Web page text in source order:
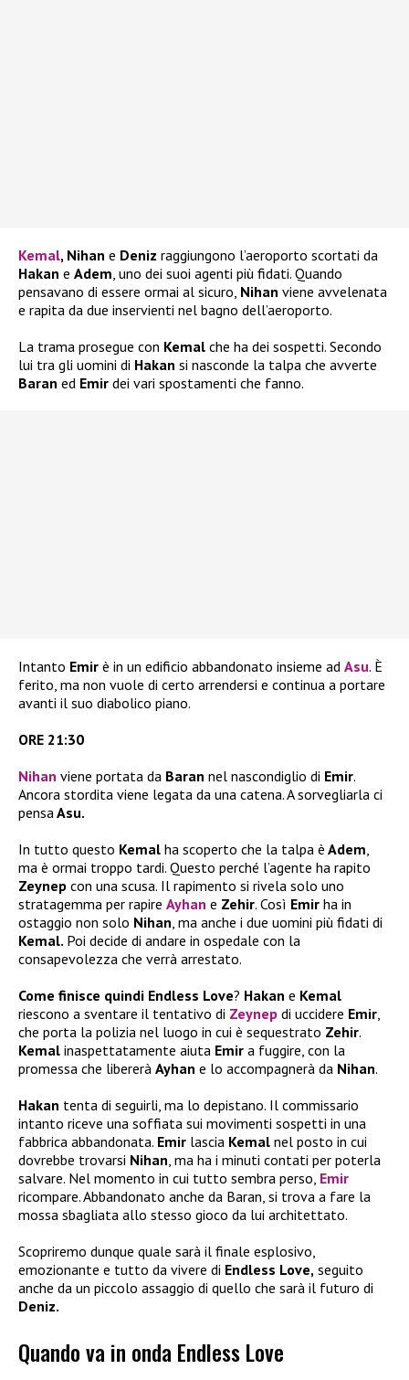
Kemal, Nihan e Deniz raggiungono l’aeroporto scortati da
Hakan e Adem, uno dei suoi agenti più fidati. Quando
pensavano di essere ormai al sicuro, Nihan viene avvelenata
e rapita da due inservienti nel bagno dell’aeroporto.
La trama prosegue con Kemal che ha dei sospetti. Secondo
lui tra gli uomini di Hakan si nasconde la talpa che avverte
Baran ed Emir dei vari spostamenti che fanno.
Intanto Emir è in un edificio abbandonato insieme ad Asu. È
ferito, ma non vuole di certo arrendersi e continua a portare
avanti il suo diabolico piano.
ORE 21:30
Nihan viene portata da Baran nel nascondiglio di Emir.
Ancora stordita viene legata da una catena. A sorvegliarla ci
pensaAsu.
In tutto questo Kemal ha scoperto che la talpa è Adem,
ma è ormai troppo tardi. Questo perché l’agente ha rapito
Zeynep con una scusa. Il rapimento si rivela solo uno
stratagemma per rapire Ayhan e Zehir. Così Emir ha in
ostaggio non solo Nihan, ma anche i due uomini più fidati di
Kemal. Poi decide di andare in ospedale con la
consapevolezza che verrà arrestato.
Come finisce quindi Endless Love? Hakan e Kemal
riescono a sventare il tentativo di Zeynep di uccidere Emir,
che porta la polizia nel luogo in cui è sequestrato Zehir.
Kemal inaspettatamente aiuta Emir a fuggire, con la
promessa che libererà Ayhan e lo accompagnerà da Nihan.
Hakan tenta di seguirli, ma lo depistano. Il commissario
intanto riceve una soffiata sui movimenti sospetti in una
fabbrica abbandonata. Emir lascia Kemal nel posto in cui
dovrebbe trovarsi Nihan, ma ha i minuti contati per poterla
salvare. Nel momento in cui tutto sembra perso, Emir
ricompare. Abbandonato anche da Baran, si trova a fare la
mossa sbagliata allo stesso gioco da lui architettato.
Scopriremo dunque quale sarà il finale esplosivo,
emozionante e tutto da vivere di Endless Love, seguito
anche da un piccolo assaggio di quello che sarà il futuro di
Deniz.
Quando va in onda Endless Love